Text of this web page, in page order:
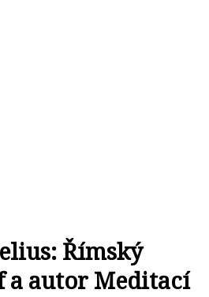
Římský
a autor Meditací